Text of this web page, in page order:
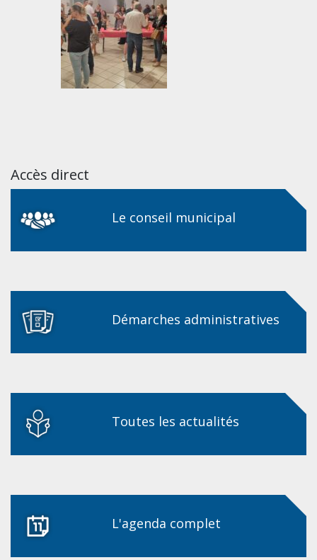
Accès direct
Le conseil municipal
Démarches administratives
Toutes les actualités
L'agenda complet